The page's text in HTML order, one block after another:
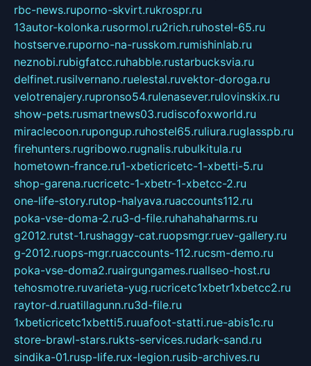
rbc-news.ruporno-skvirt.rukrospr.ru
13autor-kolonka.rusormol.ru2rich.ruhostel-65.ru
hostserve.ruporno-na-russkom.rumishinlab.ru
neznobi.rubigfatcc.ruhabble.rustarbucksvia.ru
delfinet.rusilvernano.ruelestal.ruvektor-doroga.ru
velotrenajery.rupronso54.rulenasever.rulovinskix.ru
show-pets.rusmartnews03.rudiscofoxworld.ru
miraclecoon.rupongup.ruhostel65.ruliura.ruglasspb.ru
firehunters.rugribowo.rugnalis.rubulkitula.ru
hometown-france.ru1-xbeticricetc-1-xbetti-5.ru
shop-garena.rucricetc-1-xbetr-1-xbetcc-2.ru
one-life-story.rutop-halyava.ruaccounts112.ru
poka-vse-doma-2.ru3-d-file.ruhahahaharms.ru
g2012.rutst-1.rushaggy-cat.ruopsmgr.ruev-gallery.ru
g-2012.ruops-mgr.ruaccounts-112.rucsm-demo.ru
poka-vse-doma2.ruairgungames.ruallseo-host.ru
tehosmotre.ruvarieta-yug.rucricetc1xbetr1xbetcc2.ru
raytor-d.ruatillagunn.ru3d-file.ru
1xbeticricetc1xbetti5.ruuafoot-statti.rue-abis1c.ru
store-brawl-stars.rukts-services.rudark-sand.ru
sindika-01.rusp-life.rux-legion.rusib-archives.ru